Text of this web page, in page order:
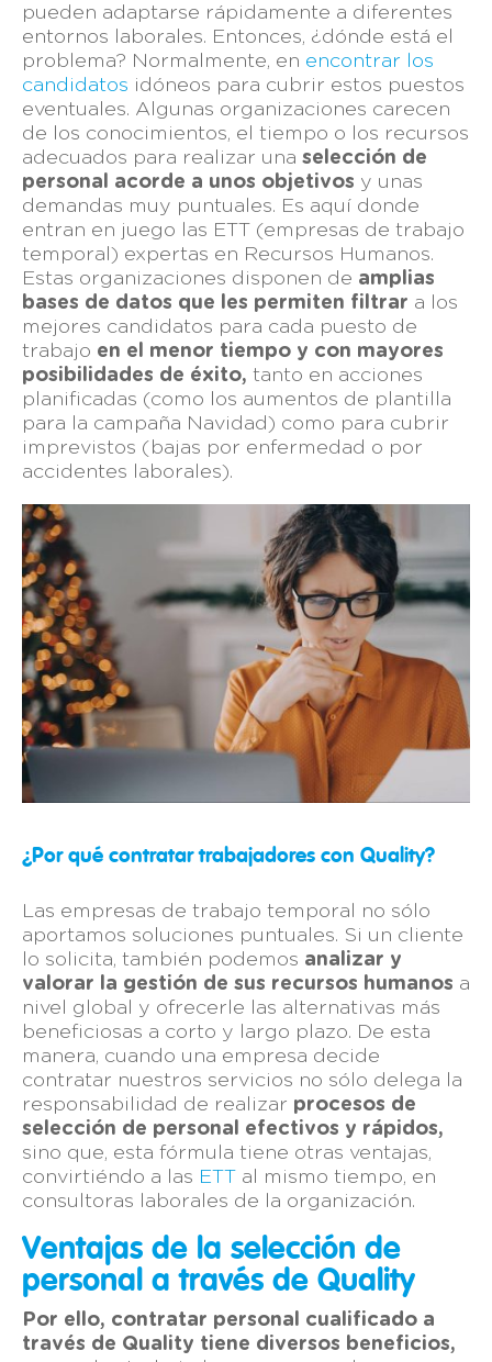
pueden adaptarse rápidamente a diferentes
entornos laborales. Entonces, ¿dónde está el
problema? Normalmente, en encontrar los
candidatos idóneos para cubrir estos puestos
eventuales. Algunas organizaciones carecen
de los conocimientos, el tiempo o los recursos
adecuados para realizar una selección de
personal acorde a unos objetivos y unas
demandas muy puntuales. Es aquí donde
entran en juego las ETT (empresas de trabajo
temporal) expertas en Recursos Humanos.
Estas organizaciones disponen de amplias
bases de datos que les permiten filtrar a los
mejores candidatos para cada puesto de
trabajo en el menor tiempo y con mayores
posibilidades de éxito, tanto en acciones
planificadas (como los aumentos de plantilla
para la campaña Navidad) como para cubrir
imprevistos (bajas por enfermedad o por
accidentes laborales).
¿Por qué contratar trabajadores con Quality?
Las empresas de trabajo temporal no sólo
aportamos soluciones puntuales. Si un cliente
lo solicita, también podemos analizar y
valorar la gestión de sus recursos humanos a
nivel global y ofrecerle las alternativas más
beneficiosas a corto y largo plazo. De esta
manera, cuando una empresa decide
contratar nuestros servicios no sólo delega la
responsabilidad de realizar procesos de
selección de personal efectivos y rápidos,
sino que, esta fórmula tiene otras ventajas,
convirtiéndo a las ETT al mismo tiempo, en
consultoras laborales de la organización.
Ventajas de la selección de
personal a través de Quality
Por ello, contratar personal cualificado a
través de Quality tiene diversos beneficios,